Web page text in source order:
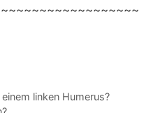
linken Humerus?